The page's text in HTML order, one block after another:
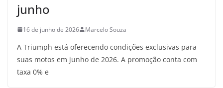
junho
16 de junho de 2026 Marcelo Souza
A Triumph está oferecendo condições exclusivas para
suas motos em junho de 2026. A promoção conta com
taxa 0% e